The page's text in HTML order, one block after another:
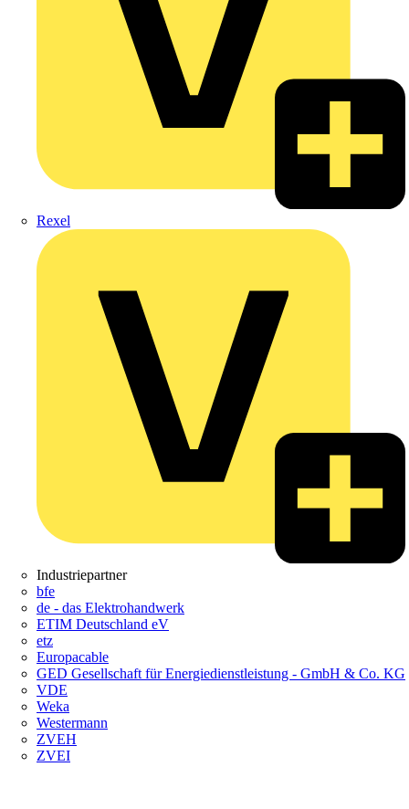
Rexel
Industriepartner
bfe
de - das Elektrohandwerk
ETIM Deutschland eV
etz
Europacable
GED Gesellschaft für Energiedienstleistung - GmbH & Co. KG
VDE
Weka
Westermann
ZVEH
ZVEI